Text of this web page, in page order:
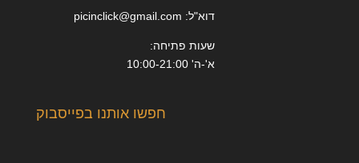
דוא"ל: picinclick@gmail.com
שעות פתיחה:
א'-ה' 10:00-21:00
חפשו אותנו בפייסבוק